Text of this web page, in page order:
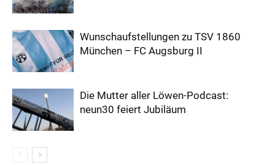
Wunschaufstellungen zu TSV 1860
München – FC Augsburg II
Die Mutter aller Löwen-Podcast:
neun30 feiert Jubiläum